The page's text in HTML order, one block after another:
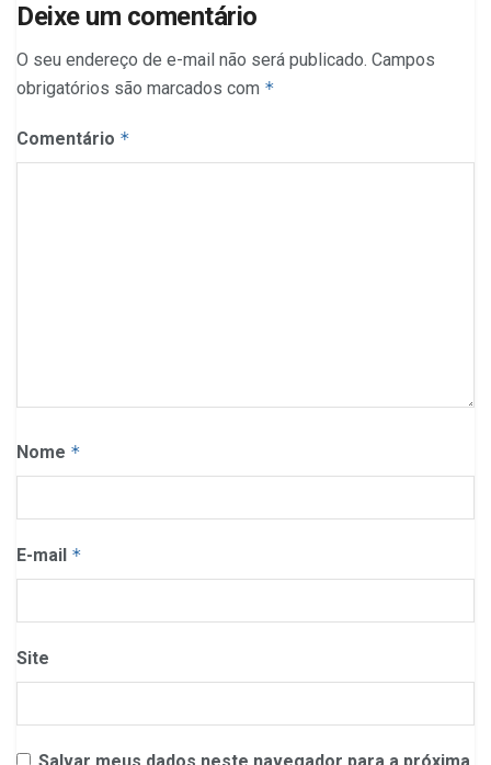
Deixe um comentário
O seu endereço de e-mail não será publicado. Campos
obrigatórios são marcados com *
Comentário *
Nome *
E-mail *
Site